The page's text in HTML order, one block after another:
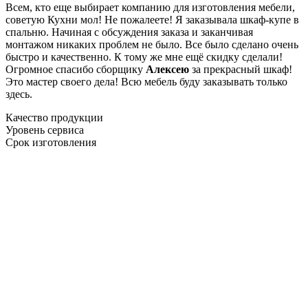
Всем, кто еще выбирает компанию для изготовления мебели,
советую Кухни мол! Не пожалеете! Я заказывала шкаф-купе в
спальню. Начиная с обсуждения заказа и заканчивая
монтажом никаких проблем не было. Все было сделано очень
быстро и качественно. К тому же мне ещё скидку сделали!
Огромное спасибо сборщику Алексею за прекрасный шкаф!
Это мастер своего дела! Всю мебель буду заказывать только
здесь.
Качество продукции
Уровень сервиса
Срок изготовления